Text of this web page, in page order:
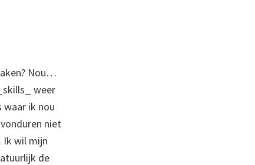
Nou…
weer
waar ik nou
niet
. Ik wil mijn
de